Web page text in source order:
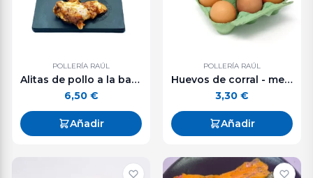
POLLERÍA RAÚL
Alitas de pollo a la barbacoa - 600 g. aprox.
6,50 €
Añadir
POLLERÍA RAÚL
Huevos de corral - media docena
3,30 €
Añadir